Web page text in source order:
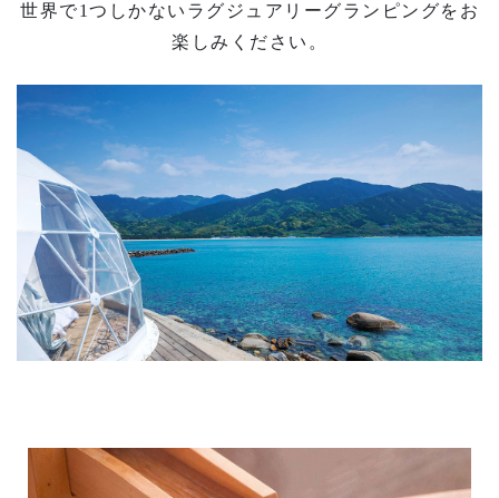
世界で1つしかないラグジュアリーグランピングをお
楽しみください。